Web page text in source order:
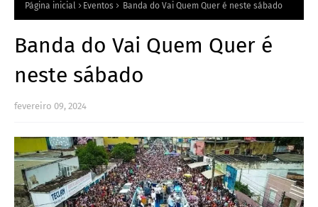
RPágina inicial Eventos Banda do Vai Quem Quer é neste sábado
Banda do Vai Quem Quer é
neste sábado
fevereiro 09, 2024